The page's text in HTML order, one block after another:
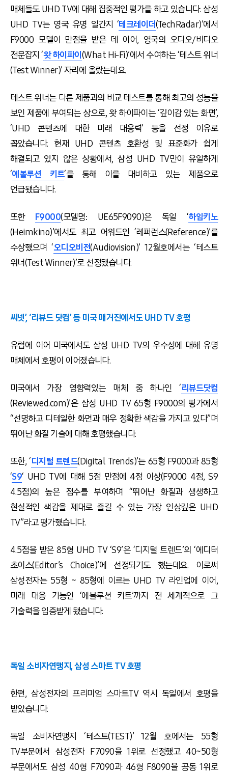
매체들도 UHD TV에 대해 집중적인 평가를 하고 있습니다. 삼성
UHD TV는 영국 유명 일간지 ‘테크레이더(TechRadar)’에서
F9000 모델이 만점을 받은 데 이어, 영국의 오디오/비디오
전문잡지 ‘왓 하이파이 (What Hi-Fi)’에서 수여하는 ‘테스트 위너
(Test Winner)’ 자리에 올랐는데요.
테스트 위너는 다른 제품과의 비교 테스트를 통해 최고의 성능을
보인 제품에 부여되는 상으로, 왓 하이파이는 ‘깊이감 있는 화면’,
‘UHD 콘텐츠에 대한 미래 대응력’ 등을 선정 이유로
꼽았습니다. 현재 UHD 콘텐츠 호환성 및 표준화가 쉽게
해결되고 있지 않은 상황에서, 삼성 UHD TV만이 유일하게
‘에볼루션 키트‘를 통해 이를 대비하고 있는 제품으로
언급됐습니다.
또한 F9000(모델명: UE65F9090)은 독일 ‘하임키노
(Heimkino)’에서도 최고 어워드인 ‘레퍼런스(Reference)’를
수상했으며 ‘오디오비전(Audiovision)’ 12월호에서는 ‘테스트
위너(Test Winner)’로 선정됐습니다.
씨넷’, ‘리뷰드 닷컴’ 등 미국 매거진에서도 UHD TV 호평
유럽에 이어 미국에서도 삼성 UHD TV의 우수성에 대해 유명
매체에서 호평이 이어졌습니다.
미국에서 가장 영향력있는 매체 중 하나인 ‘리뷰드닷컴
(Reviewed.com)’은 삼성 UHD TV 65형 F9000의 평가에서
“선명하고 디테일한 화면과 매우 정확한 색감을 가지고 있다”며
뛰어난 화질 기술에 대해 호평했습니다.
또한, ‘디지털 트렌드(Digital Trends)’는 65형 F9000과 85형
‘S9‘ UHD TV에 대해 5점 만점에 4점 이상(F9000 4점, S9
4.5점)의 높은 점수를 부여하며 “뛰어난 화질과 생생하고
현실적인 색감을 제대로 즐길 수 있는 가장 인상깊은 UHD
TV”라고 평가했습니다.
4.5점을 받은 85형 UHD TV ‘S9’은 ‘디지털 트렌드’의 ‘에디터
초이스(Editor’s Choice)’에 선정되기도 했는데요. 이로써
삼성전자는 55형 ~ 85형에 이르는 UHD TV 라인업에 이어,
미래 대응 기능인 ‘에볼루션 키트’까지 전 세계적으로 그
기술력을 입증받게 됐습니다.
독일 소비자연맹지, 삼성 스마트 TV 호평
한편, 삼성전자의 프리미엄 스마트TV 역시 독일에서 호평을
받았습니다.
독일 소비자연맹지 ‘테스트(TEST)’ 12월 호에서는 55형
TV부문에서 삼성전자 F7090을 1위로 선정했고 40~50형
부문에서도 삼성 40형 F7090과 46형 F8090을 공동 1위로